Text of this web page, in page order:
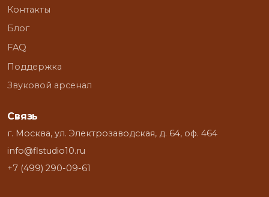
Контакты
Блог
FAQ
Поддержка
Звуковой арсенал
Связь
г. Москва, ул. Электрозаводская, д. 64, оф. 464
info@flstudio10.ru
+7 (499) 290-09-61